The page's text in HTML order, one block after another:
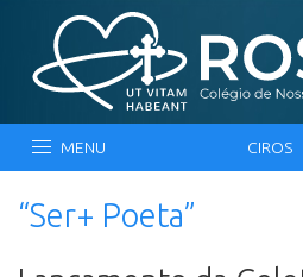
MENU CIROS
“Ser+ Poeta”